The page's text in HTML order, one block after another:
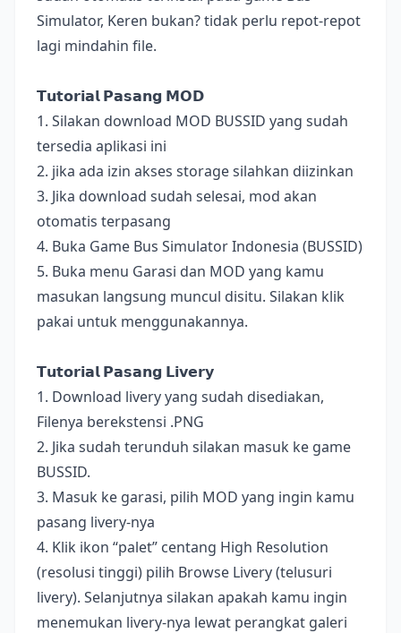
Simulator, Keren bukan? tidak perlu repot-repot
lagi mindahin file.
𝗧𝘂𝘁𝗼𝗿𝗶𝗮𝗹 𝗣𝗮𝘀𝗮𝗻𝗴 𝗠𝗢𝗗
1. Silakan download MOD BUSSID yang sudah
tersedia aplikasi ini
2. jika ada izin akses storage silahkan diizinkan
3. Jika download sudah selesai, mod akan
otomatis terpasang
4. Buka Game Bus Simulator Indonesia (BUSSID)
5. Buka menu Garasi dan MOD yang kamu
masukan langsung muncul disitu. Silakan klik
pakai untuk menggunakannya.
𝗧𝘂𝘁𝗼𝗿𝗶𝗮𝗹 𝗣𝗮𝘀𝗮𝗻𝗴 𝗟𝗶𝘃𝗲𝗿𝘆
1. Download livery yang sudah disediakan,
Filenya berekstensi .PNG
2. Jika sudah terunduh silakan masuk ke game
BUSSID.
3. Masuk ke garasi, pilih MOD yang ingin kamu
pasang livery-nya
4. Klik ikon “palet” centang High Resolution
(resolusi tinggi) pilih Browse Livery (telusuri
livery). Selanjutnya silakan apakah kamu ingin
menemukan livery-nya lewat perangkat galeri